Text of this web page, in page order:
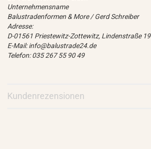
Unternehmensname
Balustradenformen & More / Gerd Schreiber
Adresse:
D-01561 Priestewitz-Zottewitz, Lindenstraße 19
E-Mail: info@balustrade24.de
Telefon: 035 267 55 90 49
Kundenrezensionen